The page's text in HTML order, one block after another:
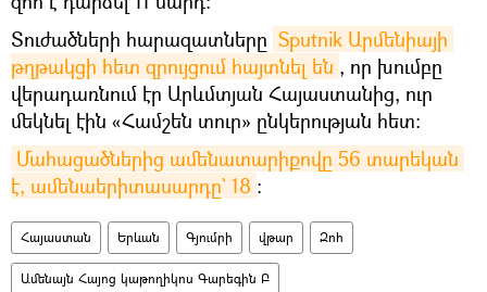
Տուժածների հարազատները Sputnik Արմենիայի
թղթակցի հետ զրույցում հայտնել են , որ խումբը
վերադառնում էր Արևմտյան Հայաստանից, ուր
մեկնել էին «Համշեն տուր» ընկերության հետ։
Մահացածներից ամենատարիքովը 56 տարեկան
է, ամենաերիտասարդը` 18 ։
Հայաստան Երևան Գյումրի վթար Զոհ
Ամենայն Հայոց կաթողիկոս Գարեգին Բ